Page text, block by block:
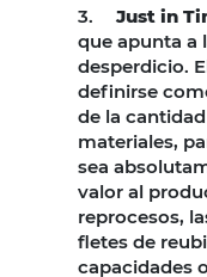
3.
Just in
que apunta a
desperdicio.
definirse
de la
materiales,
sea
valor al
reprocesos,
fletes de
capacidades